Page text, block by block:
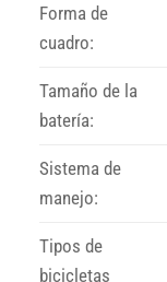
Forma de
cuadro:
Tamaño de la
batería:
Sistema de
manejo:
Tipos de
bicicletas